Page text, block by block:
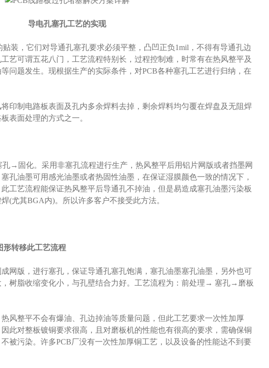
导电孔塞孔工艺的实现
装，它们对导通孔塞孔要求必须平整，凸凹正负1mil，不得有导通孔边
艺可谓五花八门，工艺流程特别长，过程控制难，时常有在热风整平及
问题发生。现根据生产的实际条件，对PCB各种塞孔工艺进行归纳，在
印制电路板表面及孔内多余焊料去掉，剩余焊料均匀覆在焊盘及无阻焊
表面处理的方式之一。
→固化。采用非塞孔流程进行生产，热风整平后用铝片网版或者挡墨网
孔油墨可用感光油墨或者热固性油墨，在保证湿膜颜色一致的情况下，
工艺流程能保证热风整平后导通孔不掉油，但是易造成塞孔油墨污染板
(尤其BGA内)。所以许多客户不接受此方法。
形转移此工艺流程
网版，进行塞孔，保证导通孔塞孔饱满，塞孔油墨塞孔油墨，另外也可
树脂收缩变化小，与孔壁结合力好。工艺流程为：前处理→ 塞孔→磨板
风整平不会有爆油、孔边掉油等质量问题，但此工艺要求一次性加厚
此对整板镀铜要求很高，且对磨板机的性能也有很高的要求，需确保铜
被污染。许多PCB厂没有一次性加厚铜工艺，以及设备的性能达不到要